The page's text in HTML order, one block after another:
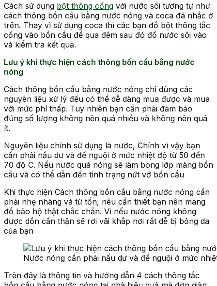
Cách sử dụng bột thông cống với nước sôi tương tự như
cách thông bồn cầu bằng nước nóng và coca đã nhắc ở
trên. Thay vì sử dụng coca thì các bạn đổ bột thông tắc
cống vào bồn cầu để qua đêm sau đó đổ nước sôi vào
và kiểm tra kết quả.
Lưu ý khi thực hiện cách thông bồn cầu bằng nước
nóng
Cách thông bồn cầu bằng nước nóng chỉ dùng các
nguyên liệu xử lý đều có thể dễ dàng mua được và mua
với mức phí thấp. Tuy nhiên bạn cần phải đảm bảo
đúng số lượng không nên quá nhiều và không nên quá
ít.
Nguyên liệu chính sử dụng là nước, Chính vì vậy bạn
cần phải nấu dư và để nguội ở mức nhiệt độ từ 50 đến
70 độ C. Nếu nước quá nóng sẽ làm bong lớp màng bồn
cầu và có thể dẫn đến tình trạng nứt vỡ bồn cầu
Khi thực hiện Cách thông bồn cầu bằng nước nóng cần
phải nhẹ nhàng và từ tốn, nêu cần thiết bạn nên mang
đồ bảo hộ thật chắc chắn. Vì nếu nước nóng không
được dồn cẩn thận sẽ rơi vãi khắp nơi rất dễ bị bỏng da
của bạn
Nước nóng cần phải nấu dư và để nguội ở mức
Trên đây là thông tin và hướng dẫn 4 cách thông tắc